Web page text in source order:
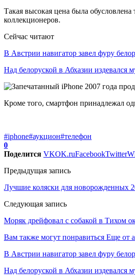
Такая высокая цена была
коллекционеров.
Сейчас читают
В Австрии навигатор завел фуру
Над белоруской в Абхазии издевался
Кроме того, смартфон принадлежал
#iphone#аукцион#телефон
0
Поделится VKOK.ruFacebookTwitter
Предыдущая запись
Лучшие коляски для новорожденных
Следующая запись
Моряк дрейфовал с собакой в Тихом
Вам также могут понравиться Еще от
В Австрии навигатор завел фуру
Над белоруской в Абхазии издевался